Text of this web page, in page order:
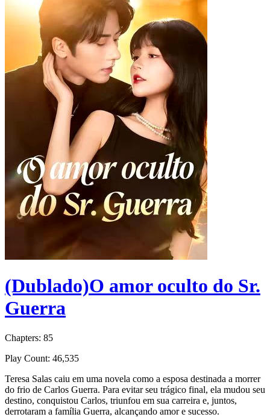
(Dublado)O amor oculto do Sr.
Guerra
Chapters: 85
Play Count: 46,535
Teresa Salas caiu em uma novela como a esposa destinada a morrer
do frio de Carlos Guerra. Para evitar seu trágico final, ela mudou seu
destino, conquistou Carlos, triunfou em sua carreira e, juntos,
derrotaram a família Guerra, alcançando amor e sucesso.